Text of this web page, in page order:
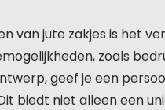
van jute zakjes is het
zoals
geef je een
biedt niet alleen een